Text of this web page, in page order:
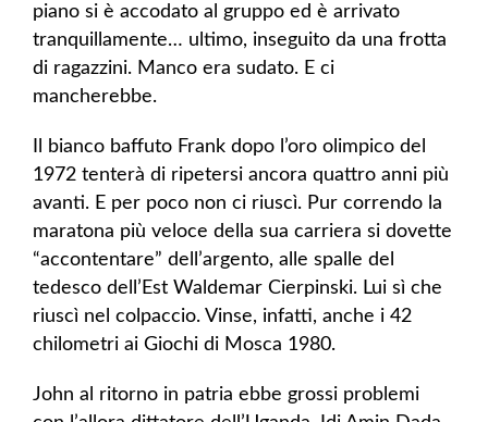
piano si è accodato al gruppo ed è arrivato
tranquillamente… ultimo, inseguito da una frotta
di ragazzini. Manco era sudato. E ci
mancherebbe.
Il bianco baffuto Frank dopo l’oro olimpico del
1972 tenterà di ripetersi ancora quattro anni più
avanti. E per poco non ci riuscì. Pur correndo la
maratona più veloce della sua carriera si dovette
“accontentare” dell’argento, alle spalle del
tedesco dell’Est Waldemar Cierpinski. Lui sì che
riuscì nel colpaccio. Vinse, infatti, anche i 42
chilometri ai Giochi di Mosca 1980.
John al ritorno in patria ebbe grossi problemi